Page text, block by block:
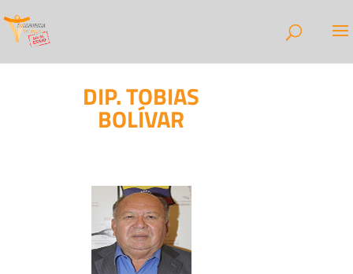
DIP. TOBIAS
BOLÍVAR